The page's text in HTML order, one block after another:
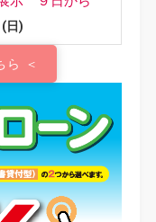
ら ＜